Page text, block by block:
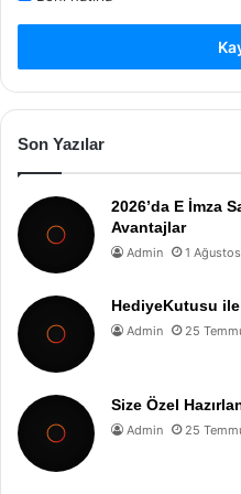
Son Yazılar
2026’da E İmza
Avantajlar
Admin 1
HediyeKutusu ile
Admin 25
Size Özel
Admin 25